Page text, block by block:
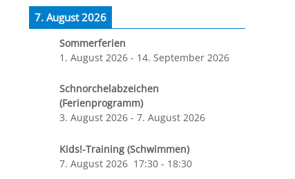
7. August 2026
Sommerferien
1. August 2026- 14. September 2026
Schnorchelabzeichen
(Ferienprogramm)
3. August 2026- 7. August 2026
Kids!-Training (Schwimmen)
7. August 2026 17:30- 18:30